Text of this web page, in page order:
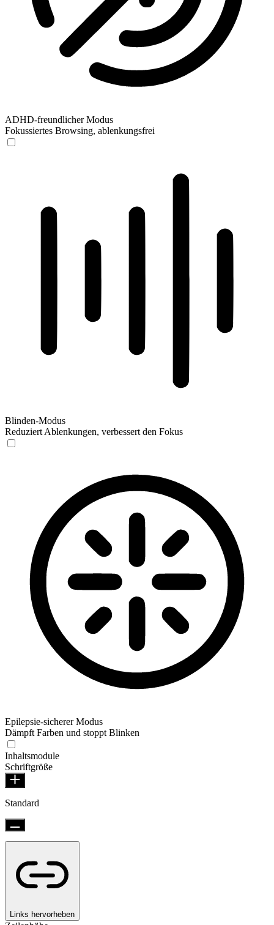
ADHD-freundlicher Modus
Fokussiertes Browsing, ablenkungsfrei
Blinden-Modus
Reduziert Ablenkungen, verbessert den Fokus
Epilepsie-sicherer Modus
Dämpft Farben und stoppt Blinken
Inhaltsmodule
Schriftgröße
Standard
Links hervorheben